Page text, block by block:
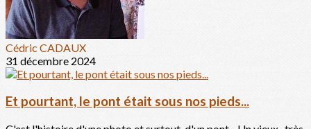
Cédric CADAUX
31 décembre 2024
Et pourtant, le pont était sous nos pieds...